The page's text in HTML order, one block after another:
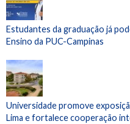
Estudantes da graduação já
Ensino da PUC-Campinas
Universidade promove
Lima e fortalece cooperação